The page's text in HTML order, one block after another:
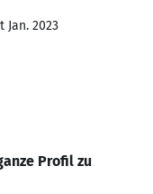
Jan. 2023
Profil zu